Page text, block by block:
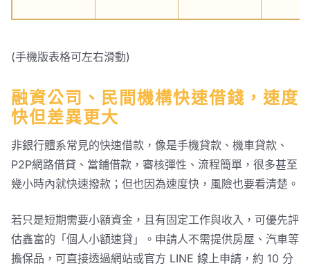
(手機版表格可左右滑動)
融資公司、民間機構快速借錢，速度
快但差異更大
非銀行體系常見的快速借款，像是手機貸款、機車貸款、
P2P網路借貸、當鋪借款，審核彈性、流程簡單，很多甚至
幾小時內就快速撥款；但也因為速度快，風險也要看清楚。
若只是短期需要小額資金，且有固定工作與收入，可優先評
估鑫富的「個人小額速貸」。申請人不需提供房屋、汽車等
擔保品，可直接透過網站或官方 LINE 線上申請，約 10 分